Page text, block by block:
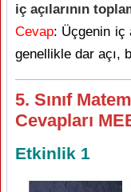
iç açılarının
Cevap: Üçgenin iç
genellikle dar açı,
5. Sınıf
Cevapları
Etkinlik 1